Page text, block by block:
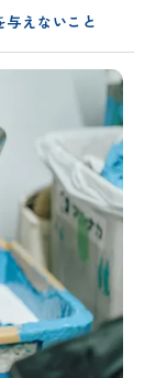
与えないこと